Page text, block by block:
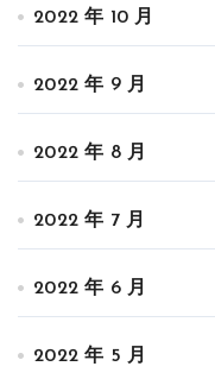
2022 年 10 月
2022 年 9 月
2022 年 8 月
2022 年 7 月
2022 年 6 月
2022 年 5 月